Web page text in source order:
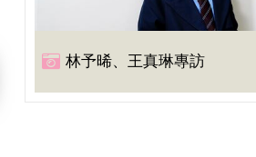
林予晞、王真琳專訪